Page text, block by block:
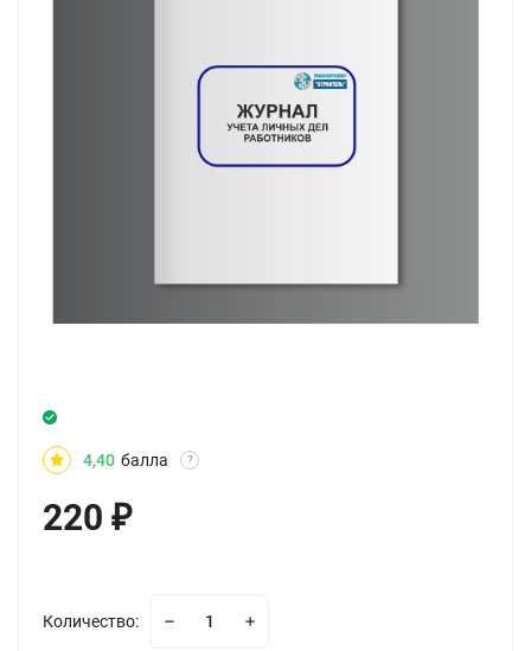
4,40 балла ?
220 ₽
Количество: